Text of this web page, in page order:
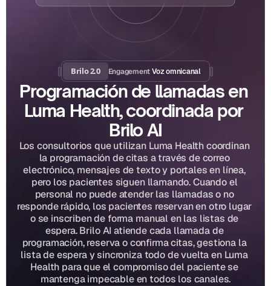
Brilo 2.0 Engagement Voz omnicanal
Programación de llamadas en
Luma Health, coordinada por
Brilo AI
Los consultorios que utilizan Luma Health coordinan
la programación de citas a través de correo
electrónico, mensajes de texto y portales en línea,
pero los pacientes siguen llamando. Cuando el
personal no puede atender las llamadas o no
responde rápido, los pacientes reservan en otro lugar
o se inscriben de forma manual en las listas de
espera. Brilo AI atiende cada llamada de
programación, reserva o confirma citas, gestiona la
lista de espera y sincroniza todo de vuelta en Luma
Health para que el compromiso del paciente se
mantenga impecable en todos los canales.